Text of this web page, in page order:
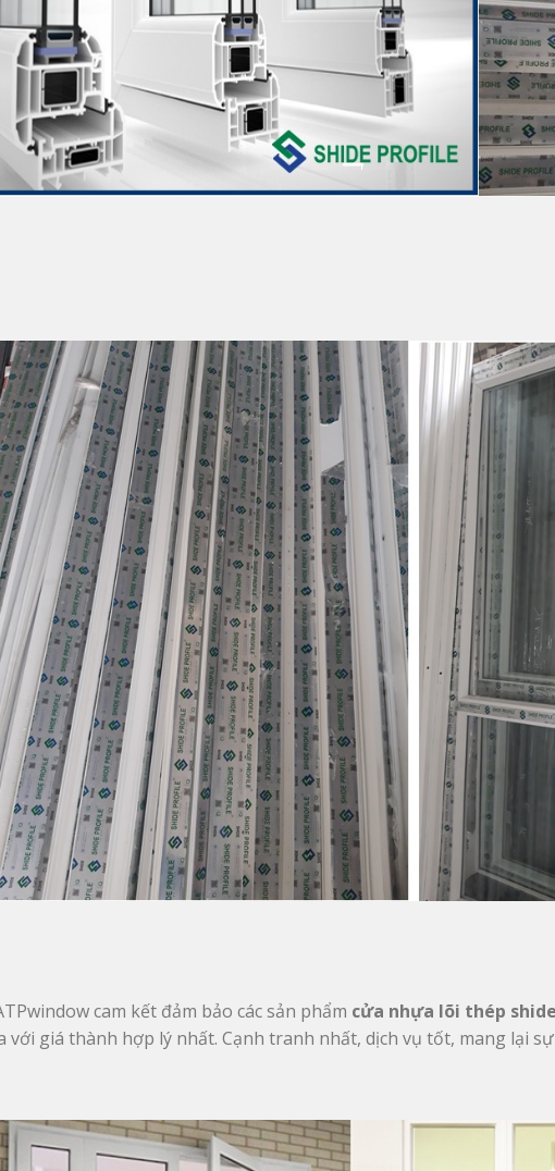
cam kết đảm bảo các sản phẩm cửa nhựa lõi thép shide
với giá thành hợp lý nhất. Cạnh tranh nhất, dịch vụ tốt, mang lại